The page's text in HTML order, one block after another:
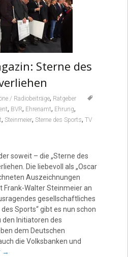
Sterne des
/ Radiobeiträge, Ratgeber
, BVR, Ehrenamt, Ehrung,
, Steinmeier, Sterne des Sports, TV
soweit – die „Sterne des
Die liebevoll als „Oscar
Auszeichnungen
Frank-Walter Steinmeier an
gesellschaftliches
Sports“ gibt es nun schon
Initiatoren des
dem Deutschen
die Volksbanken und
→